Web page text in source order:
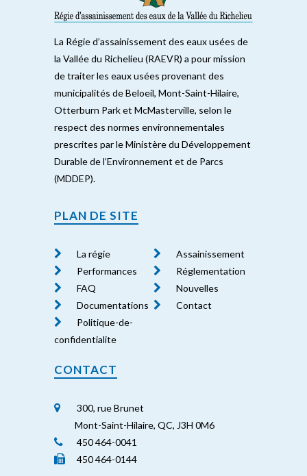
La Régie d’assainissement des eaux usées de
la Vallée du Richelieu (RAEVR) a pour mission
de traiter les eaux usées provenant des
municipalités de Beloeil, Mont-Saint-Hilaire,
Otterburn Park et McMasterville, selon le
respect des normes environnementales
prescrites par le Ministère du Développement
Durable de l’Environnement et de Parcs
(MDDEP).
PLAN DE SITE
La régie
Assainissement
Performances
Réglementation
FAQ
Nouvelles
Documentations
Contact
Politique-de-
confidentialite
CONTACT
300, rue Brunet
Mont-Saint-Hilaire, QC, J3H 0M6
450 464-0041
450 464-0144